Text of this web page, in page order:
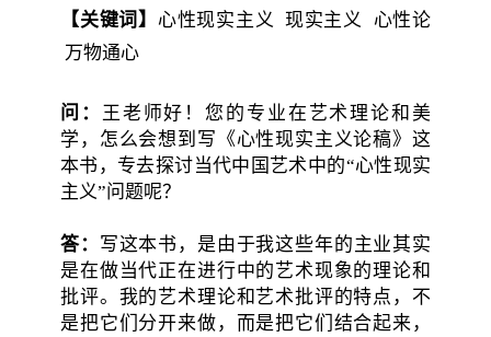
【关键词】 心性现实主义 现实主义
心性论
万物通心
问： 王老师好！您的专业在艺术理论和美
学，怎么会想到写《心性现实主义论稿》这
本书，专去探讨当代中国艺术中的“心性现实
主义”问题呢？
答： 写这本书，是由于我这些年的主业其实
是在做当代正在进行中的艺术现象的理论和
批评。我的艺术理论和艺术批评的特点，不
是把它们分开来做，而是把它们结合起来，